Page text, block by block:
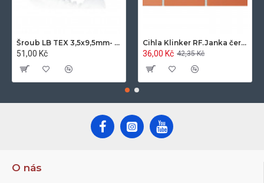
Šroub LB TEX 3,5x9,5mm- 100ks/bal.-zinek
51,00 Kč
Cihla Klinker RF.Janka červená světlá 25x12x6,5cm- 420ks/pal.
36,00 Kč 42,35 Kč
O nás